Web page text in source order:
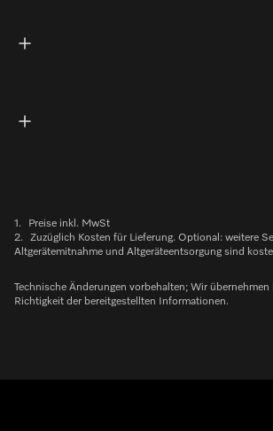
1.
Preise inkl. MwSt
2.
Zuzüglich Kosten für Lieferung. Optional: weitere
Altgerätemitnahme und Altgeräteentsorgung sind
Technische Änderungen vorbehalten; Wir
Richtigkeit der bereitgestellten Informationen.